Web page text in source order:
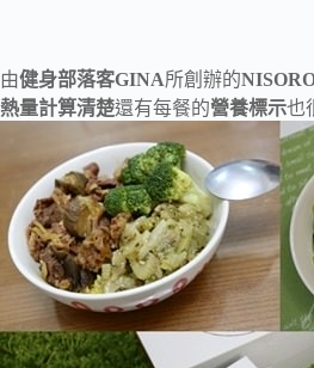
由健身部落客GINA所創辦的
熱量計算清楚還有每餐的營養標示也